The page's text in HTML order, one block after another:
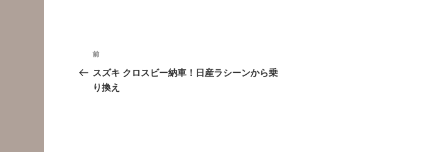
投
稿
ナ
前
の
投
前
スズキ クロスビー納車！日産ラシーンから乗
り換え